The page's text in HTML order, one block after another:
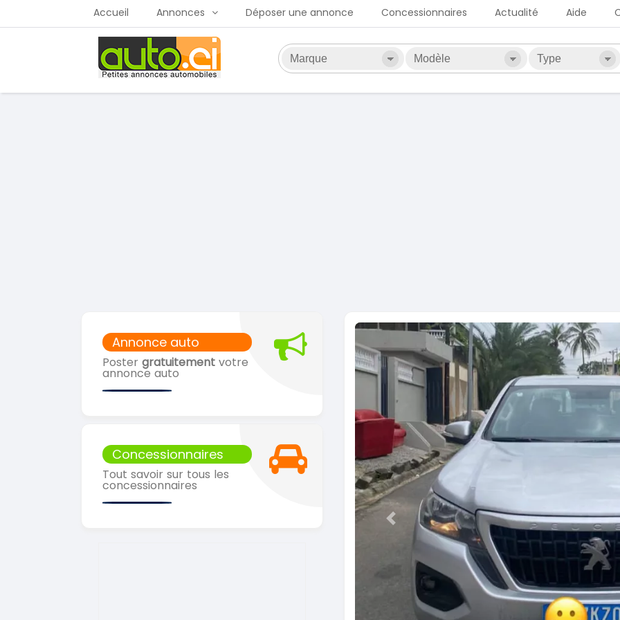
Accueil Annonces Déposer une annonce Concessionnaires Actualité Aide
Annonce auto
Poster gratuitement votre
annonce auto
Concessionnaires
Tout savoir sur tous les
concessionnaires
Previous